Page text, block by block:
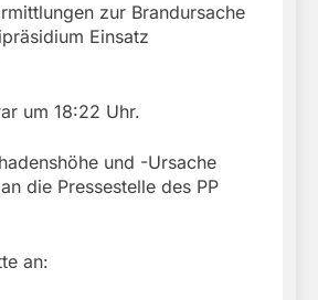
zur Brandursache
Einsatz
um 18:22 Uhr.
und -Ursache
die Pressestelle des PP
an: